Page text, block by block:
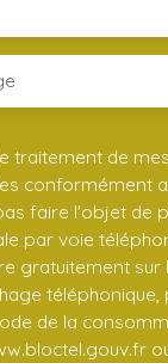
traitement de
conformément
faire l'objet de
par voie
gratuitement
téléphonique,
de la